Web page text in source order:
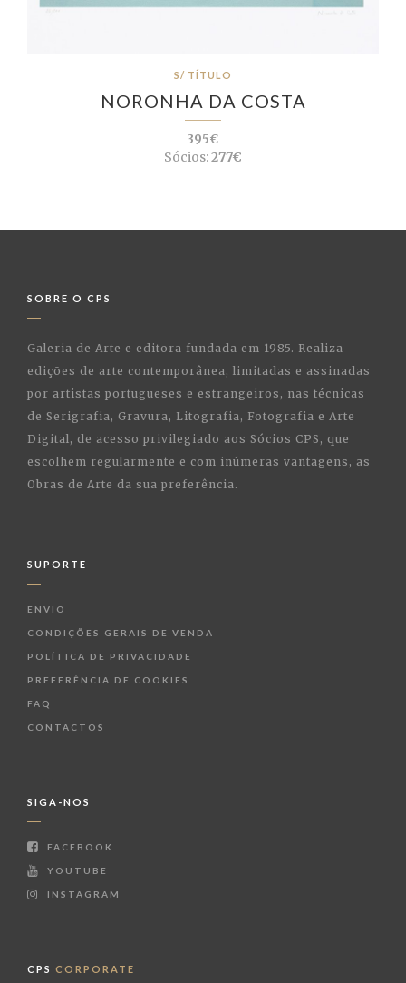
S/ TÍTULO
NORONHA DA COSTA
395€
Sócios:277€
SOBRE O CPS
Galeria de Arte e editora fundada em 1985. Realiza
edições de arte contemporânea, limitadas e assinadas
por artistas portugueses e estrangeiros, nas técnicas
de Serigrafia, Gravura, Litografia, Fotografia e Arte
Digital, de acesso privilegiado aos Sócios CPS, que
escolhem regularmente e com inúmeras vantagens, as
Obras de Arte da sua preferência.
SUPORTE
ENVIO
CONDIÇÕES GERAIS DE VENDA
POLÍTICA DE PRIVACIDADE
PREFERÊNCIA DE COOKIES
FAQ
CONTACTOS
SIGA-NOS
FACEBOOK
YOUTUBE
INSTAGRAM
CPS CORPORATE